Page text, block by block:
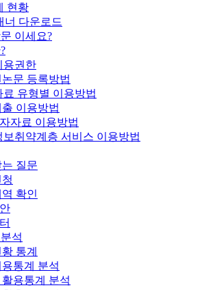
현황
너 다운로드
이세요?
용권한
문 등록방법
료 유형별 이용방법
이용방법
자료 이용방법
보취약계층 서비스 이용방법
질문
확인
석
통계
통계 분석
용통계 분석